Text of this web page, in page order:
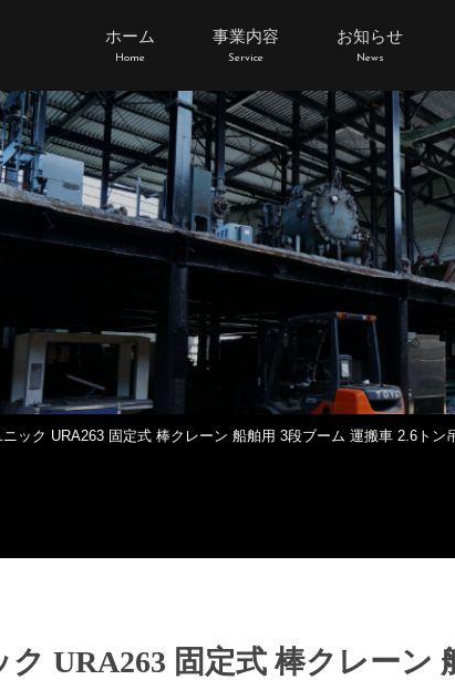
ホーム
Home
事業内容
Service
お知らせ
News
ック URA263 固定式 棒クレーン 船舶用 3段ブーム 運搬車 2.6トン
URA263 固定式 棒クレーン